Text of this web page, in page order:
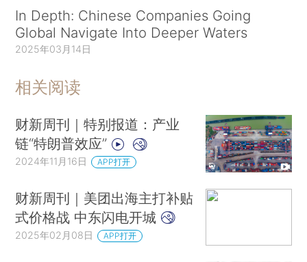
In Depth: Chinese Companies Going
Global Navigate Into Deeper Waters
2025年03月14日
相关阅读
财新周刊｜特别报道：产业
链“特朗普效应”
2024年11月16日 APP打开
财新周刊｜美团出海主打补贴
式价格战 中东闪电开城
2025年02月08日 APP打开